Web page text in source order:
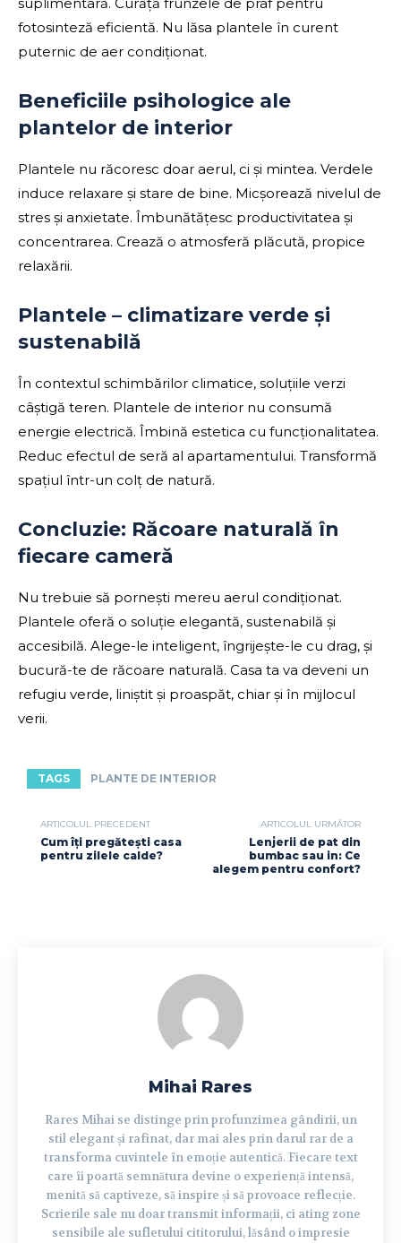
suplimentară. Curăță frunzele de praf pentru
fotosinteză eficientă. Nu lăsa plantele în curent
puternic de aer condiționat.
Beneficiile psihologice ale
plantelor de interior
Plantele nu răcoresc doar aerul, ci și mintea. Verdele
induce relaxare și stare de bine. Micșorează nivelul de
stres și anxietate. Îmbunătățesc productivitatea și
concentrarea. Crează o atmosferă plăcută, propice
relaxării.
Plantele – climatizare verde și
sustenabilă
În contextul schimbărilor climatice, soluțiile verzi
câștigă teren. Plantele de interior nu consumă
energie electrică. Îmbină estetica cu funcționalitatea.
Reduc efectul de seră al apartamentului. Transformă
spațiul într-un colț de natură.
Concluzie: Răcoare naturală în
fiecare cameră
Nu trebuie să pornești mereu aerul condiționat.
Plantele oferă o soluție elegantă, sustenabilă și
accesibilă. Alege-le inteligent, îngrijește-le cu drag, și
bucură-te de răcoare naturală. Casa ta va deveni un
refugiu verde, liniștit și proaspăt, chiar și în mijlocul
verii.
TAGS PLANTE DE INTERIOR
ARTICOLUL PRECEDENT
Cum îți pregătești casa
pentru zilele calde?
ARTICOLUL URMĂTOR
Lenjerii de pat din
bumbac sau in: Ce
alegem pentru confort?
Mihai Rares
Rares Mihai se distinge prin profunzimea gândirii, un
stil elegant și rafinat, dar mai ales prin darul rar de a
transforma cuvintele în emoție autentică. Fiecare text
care îi poartă semnătura devine o experiență intensă,
menită să captiveze, să inspire și să provoace reflecție.
Scrierile sale nu doar transmit informații, ci ating zone
sensibile ale sufletului cititorului, lăsând o impresie